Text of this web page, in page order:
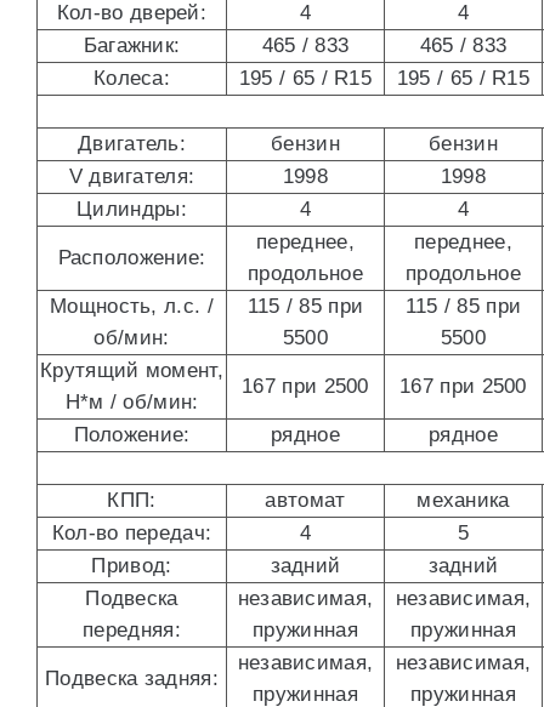
Кол-во дверей:
4
4
Багажник:
465 / 833
465 / 833
Колеса:
195 / 65 / R15 195 / 65 / R15
Двигатель: бензин
бензин
V двигателя:
1998
1998
Цилиндры:
4 4
Расположение:
переднее,
продольное
переднее,
продольное
Мощность, л.с. /
об/мин:
115 / 85 при
5500
115 / 85 при
5500
Крутящий момент,
Н*м / об/мин:
167 при 2500 167 при 2500
Положение: рядное рядное
КПП: автомат
механика
Кол-во передач:
4
5
Привод:
задний
задний
Подвеска
передняя:
независимая,
пружинная
независимая,
пружинная
Подвеска задняя:
независимая,
пружинная
независимая,
пружинная